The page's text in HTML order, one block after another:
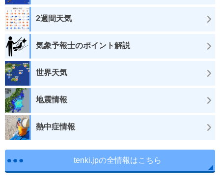
2週間天気
気象予報士のポイント解説
世界天気
地震情報
熱中症情報
tenki.jpの全情報はこちら